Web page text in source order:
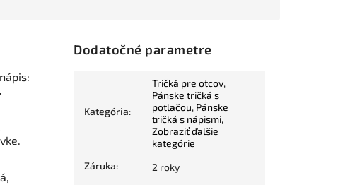
Dodatočné parametre
Kategória:
Tričká pre otcov,
Pánske tričká s
potlačou, Pánske
tričká s nápismi,
Zobraziť ďalšie
kategórie
Záruka: 2 roky